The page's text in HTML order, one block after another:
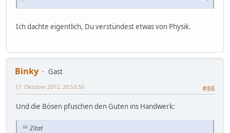
Ich dachte eigentlich, Du verstündest etwas von Physik.
Binky
Gast
#86
17. Oktober 2012, 20:53:50
Und die Bösen pfuschen den Guten ins Handwerk:
Zitat